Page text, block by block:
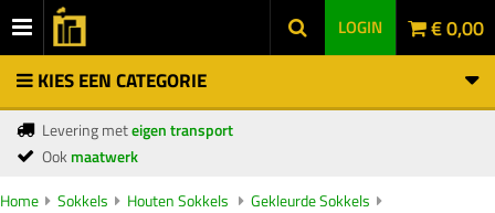
LOGIN € 0,00
KIES EEN CATEGORIE
Levering meteigen transport
Ookmaatwerk
Home Sokkels Houten Sokkels
Gekleurde Sokkels